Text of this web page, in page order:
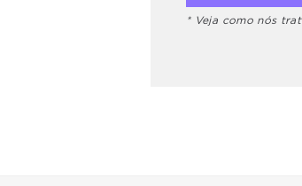
* Veja como nós